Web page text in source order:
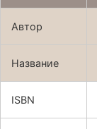
Автор
Название
ISBN